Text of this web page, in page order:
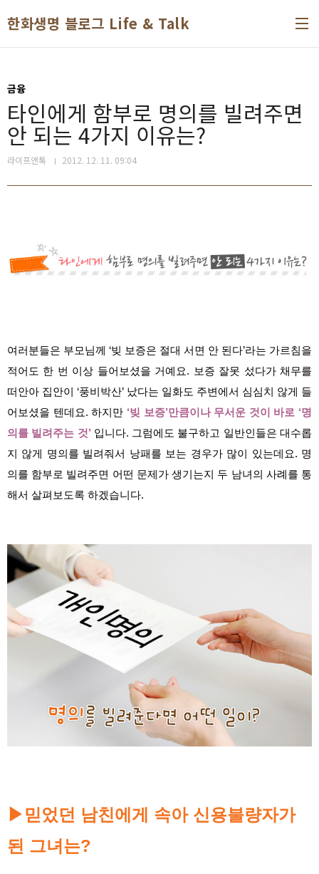
한화생명 블로그 Life & Talk
금융
타인에게 함부로 명의를 빌려주면
안 되는 4가지 이유는?
라이프앤톡 2012. 12. 11. 09:04
여러분들은 부모님께 ‘빚 보증은 절대 서면 안 된다’라는 가르침을
적어도 한 번 이상 들어보셨을 거예요. 보증 잘못 섰다가 채무를
떠안아 집안이 ‘풍비박산’ 났다는 일화도 주변에서 심심치 않게 들
어보셨을 텐데요. 하지만 ‘빚 보증’만큼이나 무서운 것이 바로 ‘명
의를 빌려주는 것’ 입니다. 그럼에도 불구하고 일반인들은 대수롭
지 않게 명의를 빌려줘서 낭패를 보는 경우가 많이 있는데요. 명
의를 함부로 빌려주면 어떤 문제가 생기는지 두 남녀의 사례를 통
해서 살펴보도록 하겠습니다.
▶믿었던 남친에게 속아 신용불량자가
된 그녀는?